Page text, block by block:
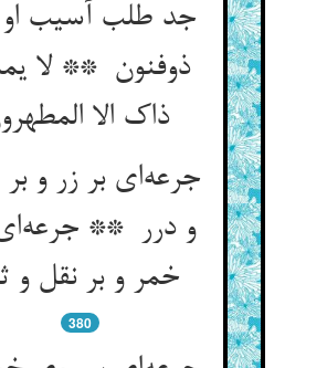
جد طلب آسیب
ذوفنون ** لا
ذاک الا المطهرون
جرعه‌ای بر زر و بر
و درر ** جرعه‌ای
خمر و بر نقل و ثمر
380